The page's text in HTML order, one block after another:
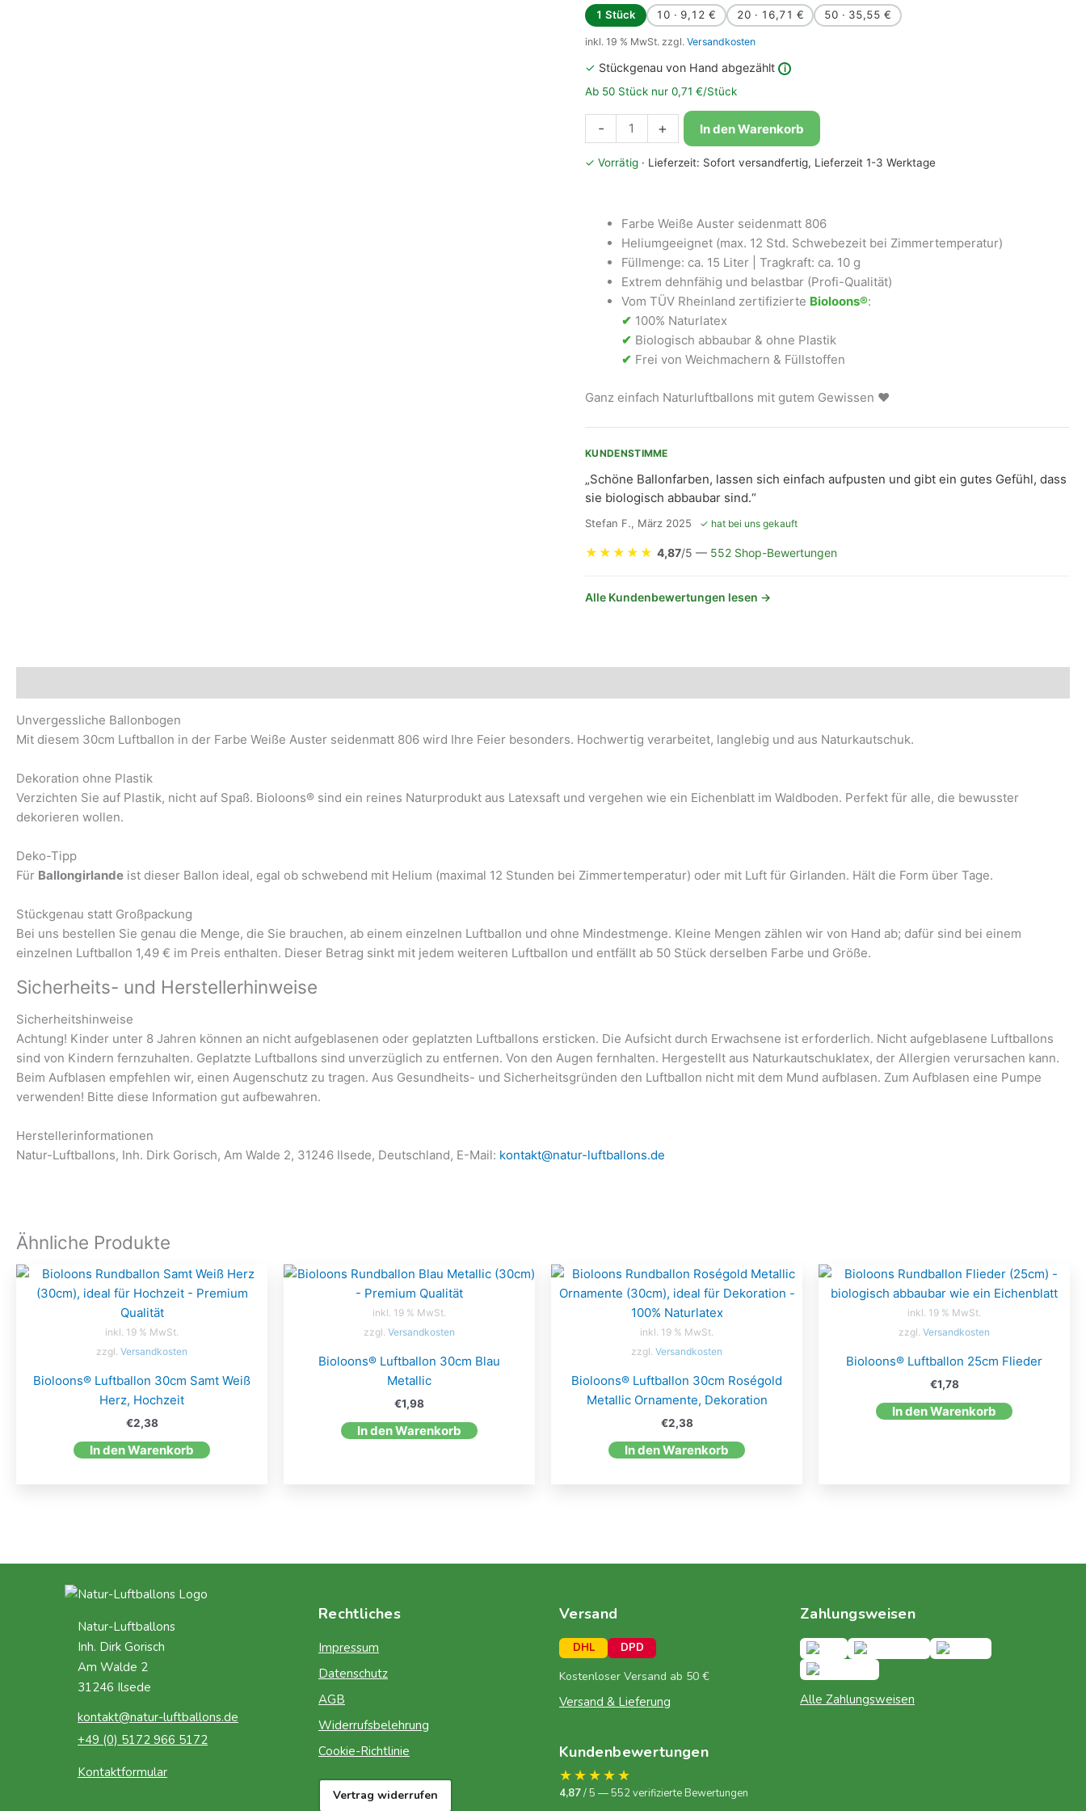
1 Stück 10 · 9,12 € 20 · 16,71 € 50 · 35,55 €
inkl. 19 % MwSt. zzgl.Versandkosten
✓ Stückgenau von Hand abgezählt i
Ab 50 Stück nur 0,71 €/Stück
-
Bioloons®
Luftballon
30cm
seidenmatt
Menge
+ In den Warenkorb
✓ Vorrätig · Lieferzeit: Sofort versandfertig, Lieferzeit 1-3 Werktage
Farbe Weiße Auster seidenmatt 806
Heliumgeeignet (max. 12 Std. Schwebezeit bei Zimmertemperatur)
Füllmenge: ca. 15 Liter | Tragkraft: ca. 10 g
Extrem dehnfähig und belastbar (Profi-Qualität)
Vom TÜV Rheinland zertifizierte Bioloons®:
✔ 100% Naturlatex
✔ Biologisch abbaubar & ohne Plastik
✔ Frei von Weichmachern & Füllstoffen
Ganz einfach Naturluftballons mit gutem Gewissen ❤
KUNDENSTIMME
„Schöne Ballonfarben, lassen sich einfach aufpusten und gibt ein gutes Gefühl, dass
sie biologisch abbaubar sind.“
Stefan F., März 2025 ✓ hat bei uns gekauft
★ ★ ★ ★ ★ 4,87/5 — 552 Shop-Bewertungen
Alle Kundenbewertungen lesen →
Unvergessliche Ballonbogen
Mit diesem 30cm Luftballon in der Farbe Weiße Auster seidenmatt 806 wird Ihre Feier besonders. Hochwertig verarbeitet, langlebig und aus Naturkautschuk.
Dekoration ohne Plastik
Verzichten Sie auf Plastik, nicht auf Spaß. Bioloons® sind ein reines Naturprodukt aus Latexsaft und vergehen wie ein Eichenblatt im Waldboden. Perfekt für alle, die bewusster
dekorieren wollen.
Deko-Tipp
Für Ballongirlande ist dieser Ballon ideal, egal ob schwebend mit Helium (maximal 12 Stunden bei Zimmertemperatur) oder mit Luft für Girlanden. Hält die Form über Tage.
Stückgenau statt Großpackung
Bei uns bestellen Sie genau die Menge, die Sie brauchen, ab einem einzelnen Luftballon und ohne Mindestmenge. Kleine Mengen zählen wir von Hand ab; dafür sind bei einem
einzelnen Luftballon 1,49 € im Preis enthalten. Dieser Betrag sinkt mit jedem weiteren Luftballon und entfällt ab 50 Stück derselben Farbe und Größe.
Sicherheits- und Herstellerhinweise
Sicherheitshinweise
Achtung! Kinder unter 8 Jahren können an nicht aufgeblasenen oder geplatzten Luftballons ersticken. Die Aufsicht durch Erwachsene ist erforderlich. Nicht aufgeblasene Luftballons
sind von Kindern fernzuhalten. Geplatzte Luftballons sind unverzüglich zu entfernen. Von den Augen fernhalten. Hergestellt aus Naturkautschuklatex, der Allergien verursachen kann.
Beim Aufblasen empfehlen wir, einen Augenschutz zu tragen. Aus Gesundheits- und Sicherheitsgründen den Luftballon nicht mit dem Mund aufblasen. Zum Aufblasen eine Pumpe
verwenden! Bitte diese Information gut aufbewahren.
Herstellerinformationen
Natur-Luftballons, Inh. Dirk Gorisch, Am Walde 2, 31246 Ilsede, Deutschland, E-Mail: kontakt@natur-luftballons.de
Ähnliche Produkte
inkl. 19 % MwSt.
zzgl. Versandkosten
Bioloons® Luftballon 30cm Samt Weiß
Herz, Hochzeit
€2,38
In den Warenkorb
inkl. 19 % MwSt.
zzgl. Versandkosten
Bioloons® Luftballon 30cm Blau
Metallic
€1,98
In den Warenkorb
inkl. 19 % MwSt.
zzgl. Versandkosten
Bioloons® Luftballon 30cm Roségold
Metallic Ornamente, Dekoration
€2,38
In den Warenkorb
inkl. 19 % MwSt.
zzgl. Versandkosten
Bioloons® Luftballon 25cm Flieder
€1,78
In den Warenkorb
Natur-Luftballons
Inh. Dirk Gorisch
Am Walde 2
31246 Ilsede
kontakt@natur-luftballons.de
+49 (0) 5172 966 5172
Kontaktformular
Rechtliches
Impressum
Datenschutz
AGB
Widerrufsbelehrung
Cookie-Richtlinie
Vertrag widerrufen
Versand
DHL DPD
Kostenloser Versand ab 50 €
Versand & Lieferung
Kundenbewertungen
★★★★★
4,87/ 5 — 552 verifizierte Bewertungen
Zahlungsweisen
Alle Zahlungsweisen